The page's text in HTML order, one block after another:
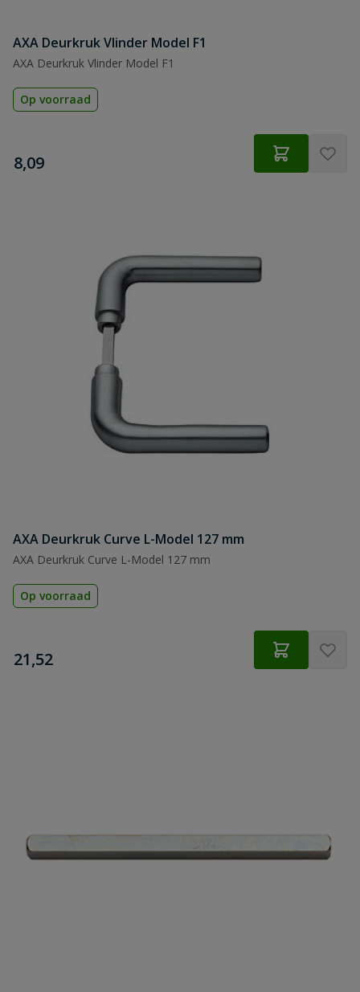
AXA Deurkruk Vlinder Model F1
AXA Deurkruk Vlinder Model F1
Op voorraad
€
8,09
AXA Deurkruk Curve L-Model 127 mm
AXA Deurkruk Curve L-Model 127 mm
Op voorraad
€
21,52